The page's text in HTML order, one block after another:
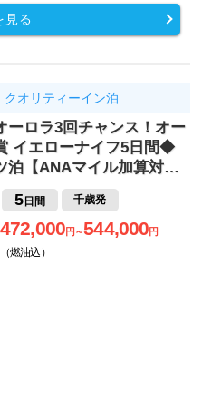
見る
オリティーイン泊
ーロラ3回チャンス！オー
イエローナイフ5日間◆
泊【ANAマイル加算対…
5日間 千歳発
472,000円～544,000円
（燃油込）